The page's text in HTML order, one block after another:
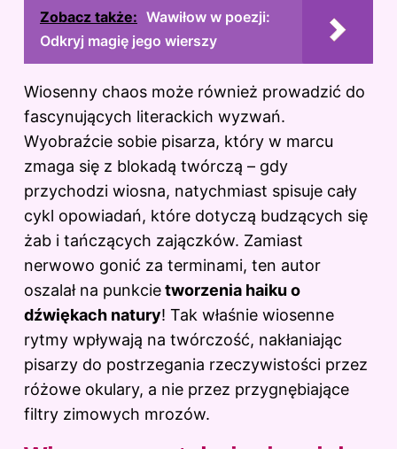
Zobacz także: Wawiłow w poezji:
Odkryj magię jego wierszy
Wiosenny chaos może również prowadzić do
fascynujących literackich wyzwań.
Wyobraźcie sobie pisarza, który w marcu
zmaga się z blokadą twórczą – gdy
przychodzi wiosna, natychmiast spisuje cały
cykl opowiadań, które dotyczą budzących się
żab i tańczących zajączków. Zamiast
nerwowo gonić za terminami, ten autor
oszalał na punkcietworzenia haiku o
dźwiękach natury! Tak właśnie wiosenne
rytmy wpływają na twórczość, nakłaniając
pisarzy do postrzegania rzeczywistości przez
różowe okulary, a nie przez przygnębiające
filtry zimowych mrozów.